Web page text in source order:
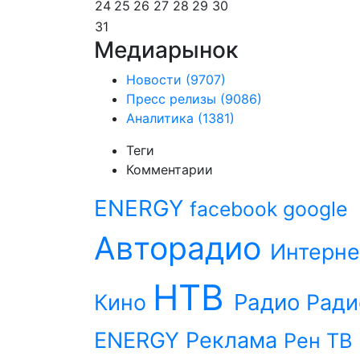
24 25 26 27 28 29 30
31
Медиарынок
Новости (9707)
Пресс релизы (9086)
Аналитика (1381)
Теги
Комментарии
ENERGY facebook google
Авторадио
Кино НТВ Радио
ENERGY Реклама Рен ТВ